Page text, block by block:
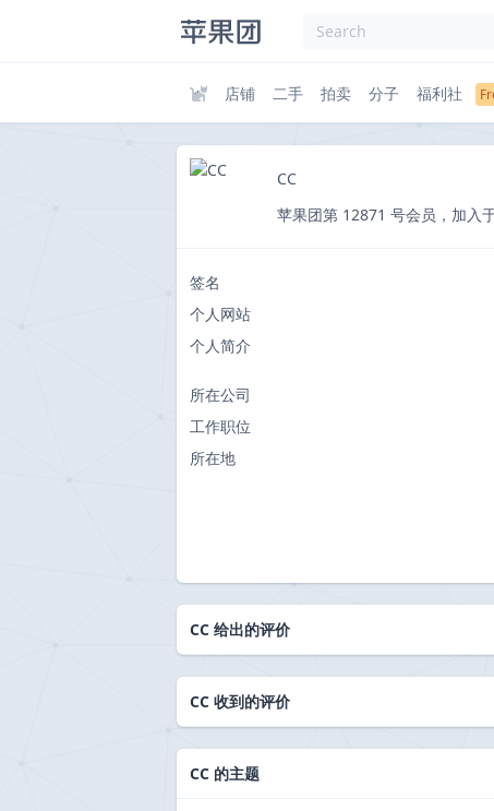
店铺 二手 拍卖 分子 福利社
CC
苹果团第 12871 号会员，加入
签名
个人网站
个人简介
所在公司
工作职位
所在地
CC 给出的评价
CC 收到的评价
CC 的主题